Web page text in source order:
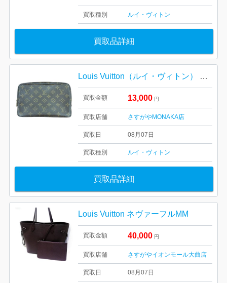
買取種別 ルイ・ヴィトン
買取品詳細
Louis Vuitton（ルイ・ヴィトン） モノグラム ポーチ
買取金額 13,000 円
買取店舗 さすがやMONAKA店
買取日 08月07日
買取種別 ルイ・ヴィトン
買取品詳細
Louis Vuitton ネヴァーフルMM
買取金額 40,000 円
買取店舗 さすがやイオンモール大曲店
買取日 08月07日